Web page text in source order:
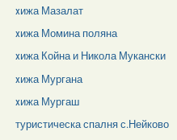
xижа Мазалат
xижа Момина поляна
xижа Койна и Никола Мукански
xижа Мургана
xижа Мургаш
туристическа спалня с.Нейково